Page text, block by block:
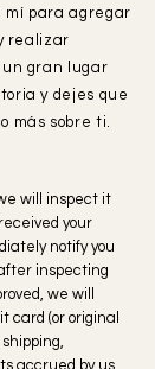
mí para agregar
realizar
un gran lugar
y dejes que
más sobre ti.
will inspect it
your
notify you
inspecting
we will
card (or original
accrued by us.